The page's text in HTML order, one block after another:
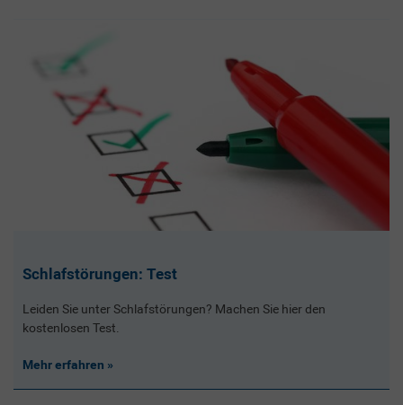
Schlafstörungen: Test
Leiden Sie unter Schlafstörungen? Machen Sie hier den
kostenlosen Test.
Mehr erfahren